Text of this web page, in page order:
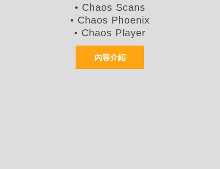
• Chaos Scans
• Chaos Phoenix
• Chaos Player
內容介紹